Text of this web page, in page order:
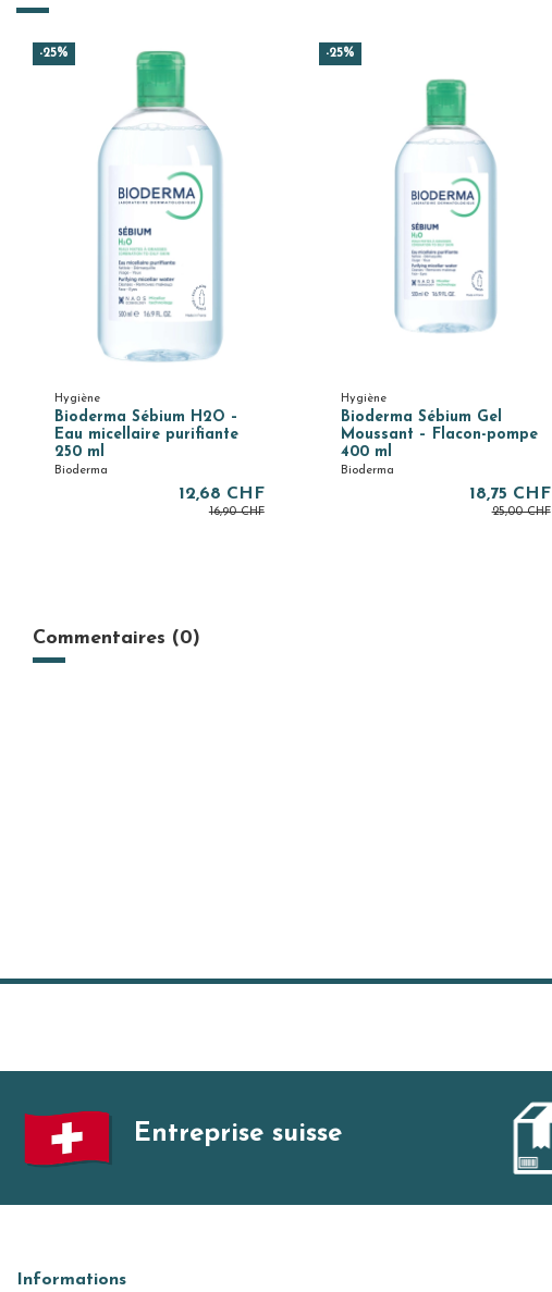
-25%
Hygiène
Bioderma Sébium H2O –
Eau micellaire purifiante
250 ml
Bioderma
12,68 CHF
16,90 CHF
-25%
Hygiène
Bioderma Sébium Gel
Moussant – Flacon-pompe
400 ml
Bioderma
18,75 CHF
25,00 CHF
Commentaires (0)
Entreprise suisse
Informations